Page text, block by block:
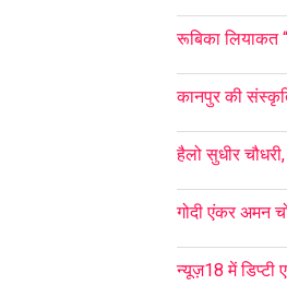
रूबिका लियाकत
कानपुर की
हैलो सुधीर
गोदी एंकर अमन
न्यूज़18 में डिप्टी